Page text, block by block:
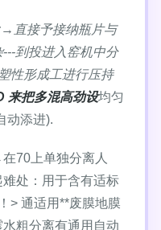
直接予接纳瓶片与
到投进入窑机中分
性形成工进行压持
来把多混高劲设均匀
动添进).
70上单独分离人
处：用于含有适标
> 通适用**废膜地膜
粗分离有通用自动